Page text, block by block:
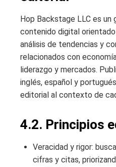
Hop Backstage LLC es un
contenido digital
análisis de tendencias y
relacionados con
liderazgo y mercados.
inglés, español y
editorial al contexto de
4.2. Principios
Veracidad y rigor:
cifras y citas,